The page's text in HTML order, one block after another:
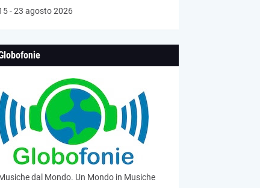
- 23 agosto 2026
dal Mondo. Un Mondo in Musiche